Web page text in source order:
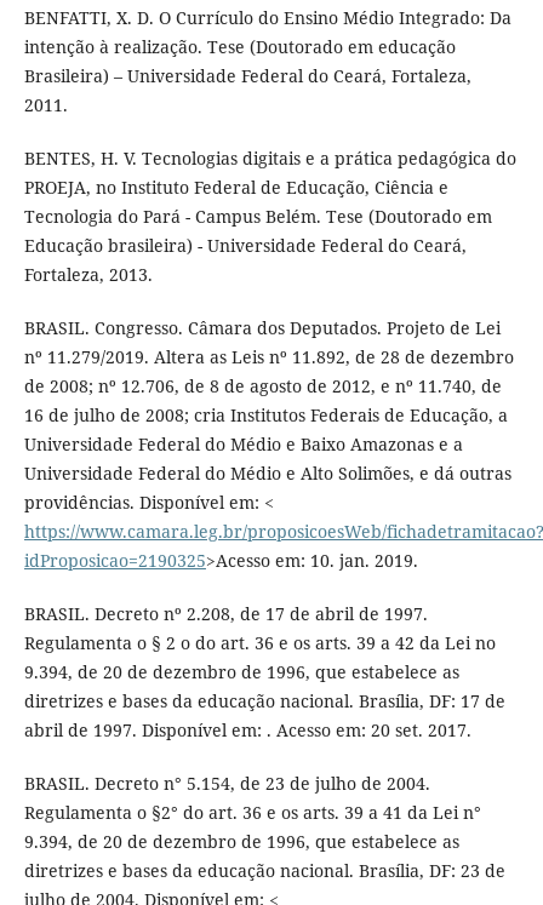
BENFATTI, X. D. O Currículo do Ensino Médio Integrado: Da
intenção à realização. Tese (Doutorado em educação
Brasileira) – Universidade Federal do Ceará, Fortaleza,
2011.
BENTES, H. V. Tecnologias digitais e a prática pedagógica do
PROEJA, no Instituto Federal de Educação, Ciência e
Tecnologia do Pará - Campus Belém. Tese (Doutorado em
Educação brasileira) - Universidade Federal do Ceará,
Fortaleza, 2013.
BRASIL. Congresso. Câmara dos Deputados. Projeto de Lei
nº 11.279/2019. Altera as Leis nº 11.892, de 28 de dezembro
de 2008; nº 12.706, de 8 de agosto de 2012, e nº 11.740, de
16 de julho de 2008; cria Institutos Federais de Educação, a
Universidade Federal do Médio e Baixo Amazonas e a
Universidade Federal do Médio e Alto Solimões, e dá outras
providências. Disponível em: <
https://www.camara.leg.br/proposicoesWeb/fichadetramitacao?
idProposicao=2190325>Acesso em: 10. jan. 2019.
BRASIL. Decreto nº 2.208, de 17 de abril de 1997.
Regulamenta o § 2 o do art. 36 e os arts. 39 a 42 da Lei no
9.394, de 20 de dezembro de 1996, que estabelece as
diretrizes e bases da educação nacional. Brasília, DF: 17 de
abril de 1997. Disponível em: . Acesso em: 20 set. 2017.
BRASIL. Decreto n° 5.154, de 23 de julho de 2004.
Regulamenta o §2° do art. 36 e os arts. 39 a 41 da Lei n°
9.394, de 20 de dezembro de 1996, que estabelece as
diretrizes e bases da educação nacional. Brasília, DF: 23 de
julho de 2004. Disponível em: <